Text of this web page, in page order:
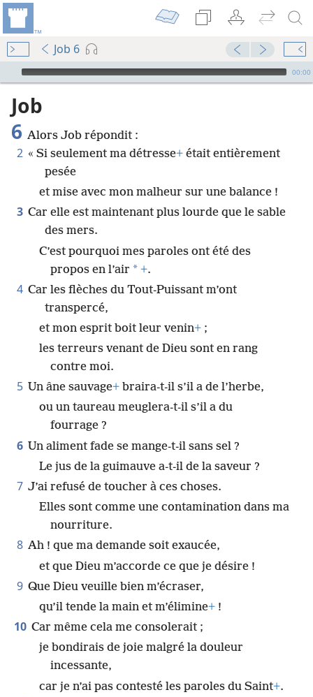
Job 6
Audio Player
00:00
Job
6 Alors Job répondit :
2 « Si seulement ma détresse+ était entièrement
pesée
et mise avec mon malheur sur une balance !
3 Car elle est maintenant plus lourde que le sable
des mers.
C’est pourquoi mes paroles ont été des
propos en l’air * +.
4 Car les flèches du Tout-Puissant m’ont
transpercé,
et mon esprit boit leur venin+ ;
les terreurs venant de Dieu sont en rang
contre moi.
5 Un âne sauvage+ braira-t-il s’il a de l’herbe,
ou un taureau meuglera-t-il s’il a du
fourrage ?
6 Un aliment fade se mange-t-il sans sel ?
Le jus de la guimauve a-t-il de la saveur ?
7 J’ai refusé de toucher à ces choses.
Elles sont comme une contamination dans ma
nourriture.
8 Ah ! que ma demande soit exaucée,
et que Dieu m’accorde ce que je désire !
9 Que Dieu veuille bien m’écraser,
qu’il tende la main et m’élimine+ !
10 Car même cela me consolerait ;
je bondirais de joie malgré la douleur
incessante,
car je n’ai pas contesté les paroles du Saint+.